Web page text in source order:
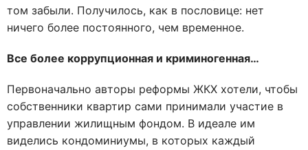
том забыли. Получилось, как в пословице: нет
ничего более постоянного, чем временное.
Все более коррупционная и криминогенная…
Первоначально авторы реформы ЖКХ хотели, чтобы
собственники квартир сами принимали участие в
управлении жилищным фондом. В идеале им
виделись кондоминиумы, в которых каждый